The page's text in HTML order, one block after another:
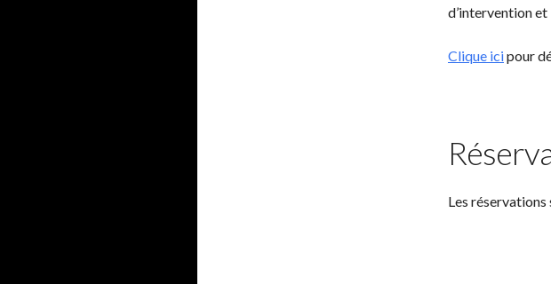
d’intervention
Clique icipour
Les